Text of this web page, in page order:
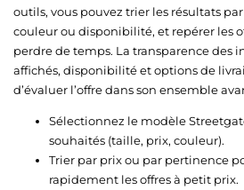
outils, vous pouvez trier les résultats
couleur ou disponibilité, et repérer les
perdre de temps. La transparence des
affichés, disponibilité et options de
d’évaluer l’offre dans son ensemble
Sélectionnez le modèle
souhaités (taille, prix, couleur).
Trier par prix ou par pertinence
rapidement les offres à petit prix.